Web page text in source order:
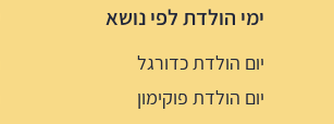
ימי הולדת לפי נושא
יום הולדת כדורגל
יום הולדת פוקימון